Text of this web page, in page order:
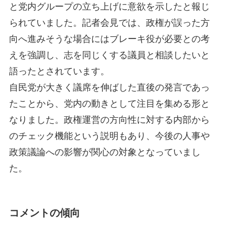
と党内グループの立ち上げに意欲を示したと報じ
られていました。記者会見では、政権が誤った方
向へ進みそうな場合にはブレーキ役が必要との考
えを強調し、志を同じくする議員と相談したいと
語ったとされています。
自民党が大きく議席を伸ばした直後の発言であっ
たことから、党内の動きとして注目を集める形と
なりました。政権運営の方向性に対する内部から
のチェック機能という説明もあり、今後の人事や
政策議論への影響が関心の対象となっていまし
た。
コメントの傾向